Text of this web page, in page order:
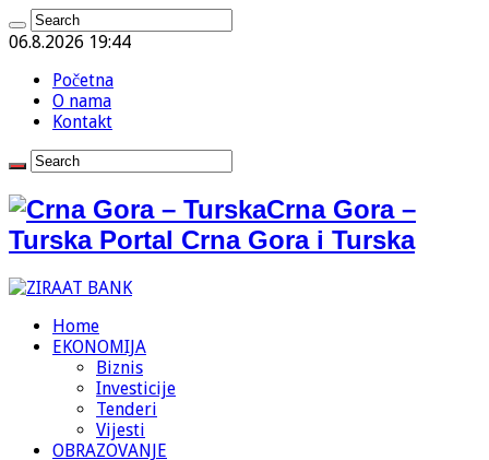
06.8.2026 19:44
Početna
O nama
Kontakt
Crna Gora –
Turska Portal Crna Gora i Turska
Home
EKONOMIJA
Biznis
Investicije
Tenderi
Vijesti
OBRAZOVANJE